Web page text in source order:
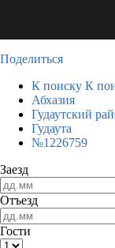
Поделиться
К поиску К
Абхазия
Гудаутский
Гудаута
№1226759
Заезд
Отъезд
Гости